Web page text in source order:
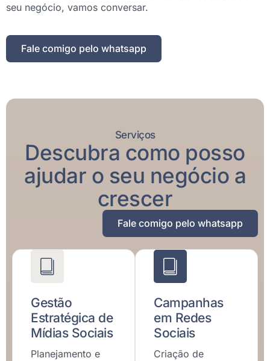
seu negócio, vamos conversar.
Fale comigo pelo whatsapp
Serviços
Descubra como posso
ajudar o seu negócio a
crescer
Fale comigo pelo whatsapp
Gestão
Estratégica de
Mídias Sociais
Planejamento e
Campanhas
em Redes
Sociais
Criação de